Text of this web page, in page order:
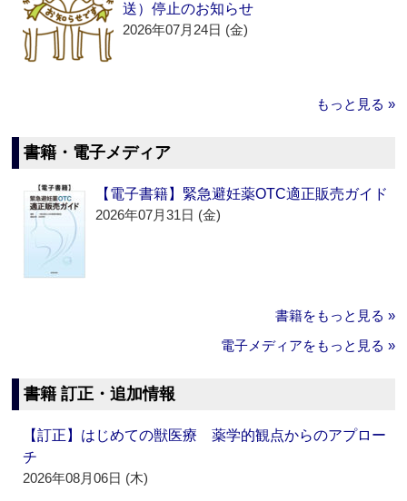
送）停止のお知らせ
2026年07月24日 (金)
もっと見る »
書籍・電子メディア
【電子書籍】緊急避妊薬OTC適正販売ガイド
2026年07月31日 (金)
書籍をもっと見る »
電子メディアをもっと見る »
書籍 訂正・追加情報
【訂正】はじめての獣医療 薬学的観点からのアプロー
チ
2026年08月06日 (木)